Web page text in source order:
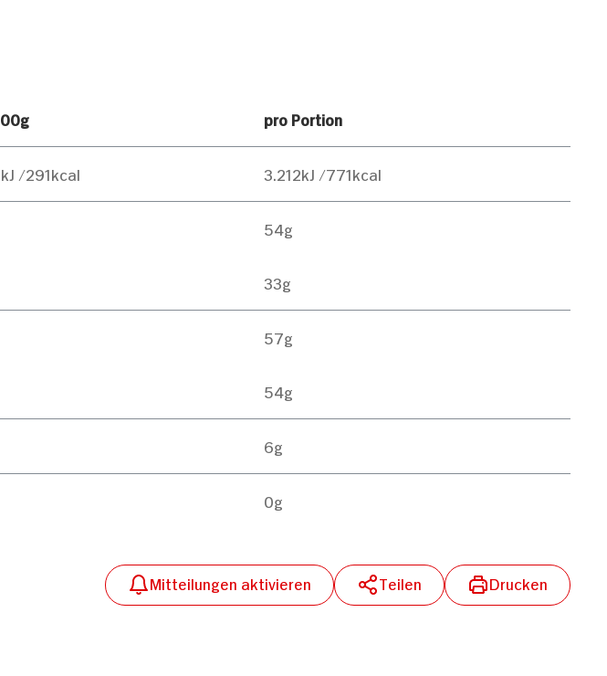
unsere Partner für soziale Medien, Werbung und
möglicherweise mit weiteren Daten
pro Portion
/291kcal 3.212kJ /771kcal
54g
33g
57g
54g
6g
0g
Mitteilungen aktivieren Teilen Drucken